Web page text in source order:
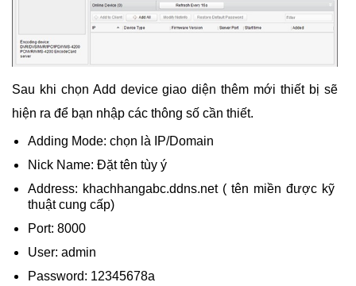
Sau khi chọn Add device giao diện thêm mới thiết bị sẽ
hiện ra để bạn nhập các thông số cần thiết.
Adding Mode: chọn là IP/Domain
Nick Name: Đặt tên tùy ý
Address: khachhangabc.ddns.net ( tên miền được kỹ
thuật cung cấp)
Port: 8000
User: admin
Password: 12345678a